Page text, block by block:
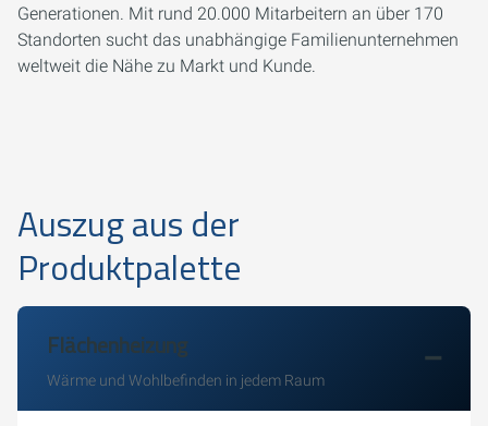
Generationen. Mit rund 20.000 Mitarbeitern an über 170
Standorten sucht das unabhängige Familienunternehmen
weltweit die Nähe zu Markt und Kunde.
Auszug aus der
Produktpalette
Flächenheizung
Wärme und Wohlbefinden in jedem Raum